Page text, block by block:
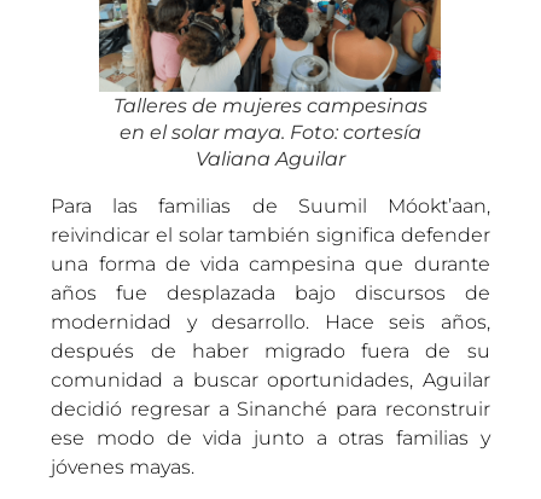
Talleres de mujeres campesinas
en el solar maya. Foto: cortesía
Valiana Aguilar
Para las familias de Suumil Móokt’aan,
reivindicar el solar también significa defender
una forma de vida campesina que durante
años fue desplazada bajo discursos de
modernidad y desarrollo. Hace seis años,
después de haber migrado fuera de su
comunidad a buscar oportunidades, Aguilar
decidió regresar a Sinanché para reconstruir
ese modo de vida junto a otras familias y
jóvenes mayas.